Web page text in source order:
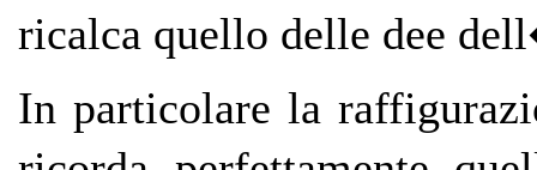
ricalca quello delle dee
In particolare la